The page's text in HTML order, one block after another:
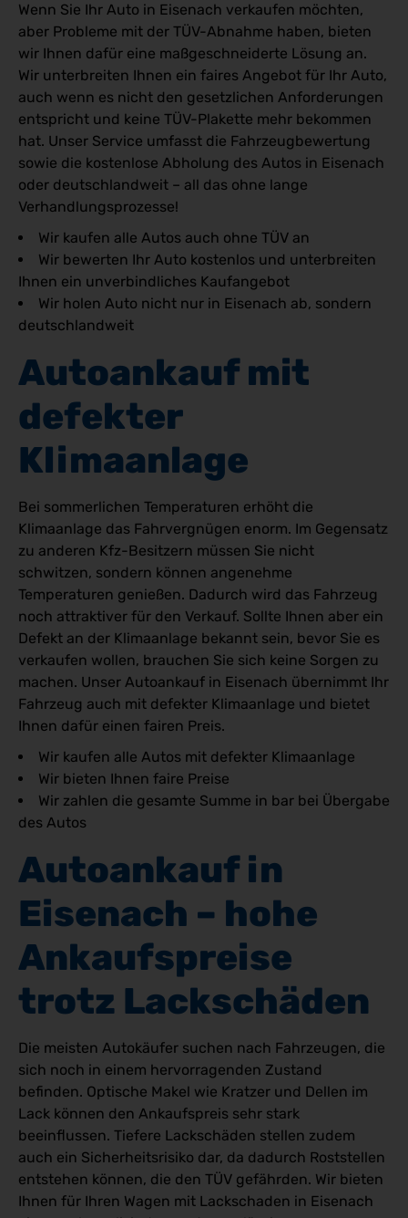
Wenn Sie Ihr Auto in Eisenach verkaufen möchten,
aber Probleme mit der TÜV-Abnahme haben, bieten
wir Ihnen dafür eine maßgeschneiderte Lösung an.
Wir unterbreiten Ihnen ein faires Angebot für Ihr Auto,
auch wenn es nicht den gesetzlichen Anforderungen
entspricht und keine TÜV-Plakette mehr bekommen
hat. Unser Service umfasst die Fahrzeugbewertung
sowie die kostenlose Abholung des Autos in Eisenach
oder deutschlandweit – all das ohne lange
Verhandlungsprozesse!
Wir kaufen alle Autos auch ohne TÜV an
Wir bewerten Ihr Auto kostenlos und unterbreiten
Ihnen ein unverbindliches Kaufangebot
Wir holen Auto nicht nur in Eisenach ab, sondern
deutschlandweit
Autoankauf mit
defekter
Klimaanlage
Bei sommerlichen Temperaturen erhöht die
Klimaanlage das Fahrvergnügen enorm. Im Gegensatz
zu anderen Kfz-Besitzern müssen Sie nicht
schwitzen, sondern können angenehme
Temperaturen genießen. Dadurch wird das Fahrzeug
noch attraktiver für den Verkauf. Sollte Ihnen aber ein
Defekt an der Klimaanlage bekannt sein, bevor Sie es
verkaufen wollen, brauchen Sie sich keine Sorgen zu
machen. Unser Autoankauf in Eisenach übernimmt Ihr
Fahrzeug auch mit defekter Klimaanlage und bietet
Ihnen dafür einen fairen Preis.
Wir kaufen alle Autos mit defekter Klimaanlage
Wir bieten Ihnen faire Preise
Wir zahlen die gesamte Summe in bar bei Übergabe
des Autos
Autoankauf in
Eisenach – hohe
Ankaufspreise
trotz Lackschäden
Die meisten Autokäufer suchen nach Fahrzeugen, die
sich noch in einem hervorragenden Zustand
befinden. Optische Makel wie Kratzer und Dellen im
Lack können den Ankaufspreis sehr stark
beeinflussen. Tiefere Lackschäden stellen zudem
auch ein Sicherheitsrisiko dar, da dadurch Roststellen
entstehen können, die den TÜV gefährden. Wir bieten
Ihnen für Ihren Wagen mit Lackschaden in Eisenach